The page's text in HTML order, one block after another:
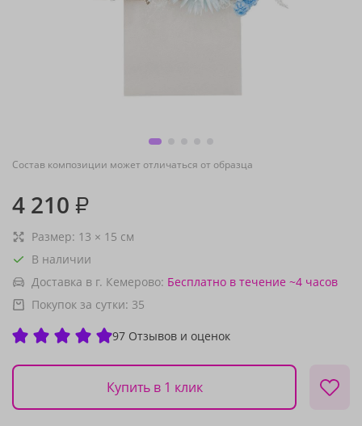
Состав композиции может отличаться от образца
4 210 ₽
Размер: 13 × 15 см
В наличии
Доставка в г. Кемерово: Бесплатно в течение ~4 часов
Покупок за сутки: 35
97 Отзывов и оценок
Купить в 1 клик